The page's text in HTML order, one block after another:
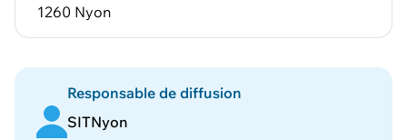
1260 Nyon
Responsable de diffusion
SITNyon